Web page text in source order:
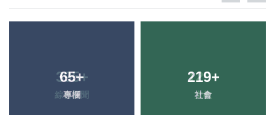
65+
專欄
219+
社會